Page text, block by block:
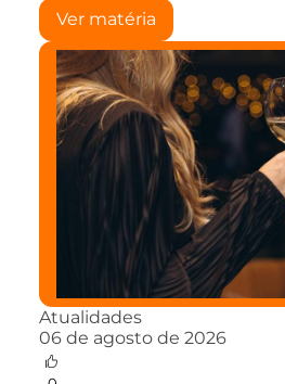
Ver matéria
Atualidades
06 de agosto de 2026